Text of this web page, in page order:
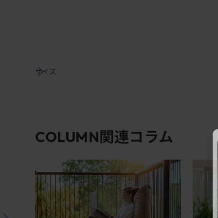
サイズ
COLUMN関連コラム